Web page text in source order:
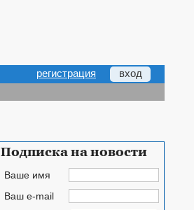
регистрация вход
Подписка на новости
Ваше имя
Ваш e-mail